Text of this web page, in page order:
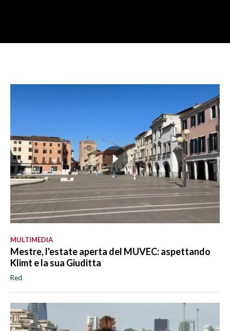
MULTIMEDIA
Mestre, l'estate aperta del MUVEC: aspettando
Klimt e la sua Giuditta
Red